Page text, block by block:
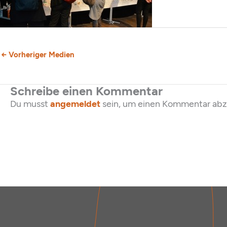
← Vorheriger Medien
Schreibe einen Kommentar
Du musst angemeldet sein, um einen Kommentar